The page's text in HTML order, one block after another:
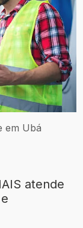
em Ubá
atende